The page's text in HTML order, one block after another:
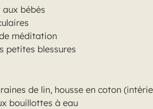
bébés
méditation
petites blessures
de lin, housse en coton
bouillottes à eau